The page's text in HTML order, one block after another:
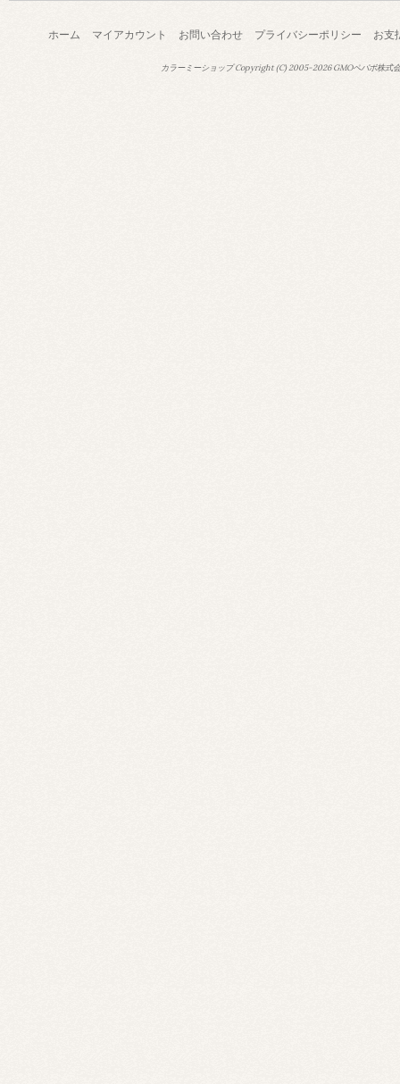
ホーム マイアカウント お問い合わせ プライバシーポリシー お支
カラーミーショップCopyright (C) 2005-2026GMOペパボ株式